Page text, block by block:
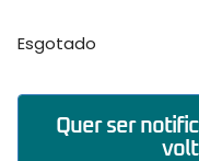
Esgotado
Quer ser